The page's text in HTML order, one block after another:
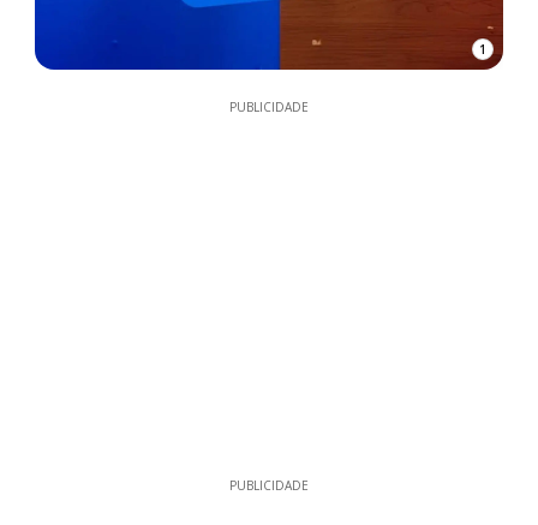
1
PUBLICIDADE
PUBLICIDADE